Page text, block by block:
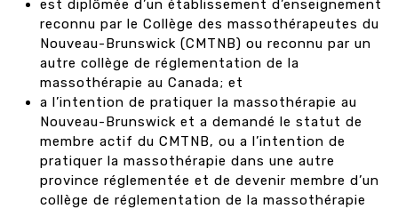
est diplômée d’un établissement d’enseignement
reconnu par le Collège des massothérapeutes du
Nouveau-Brunswick (CMTNB) ou reconnu par un
autre collège de réglementation de la
massothérapie au Canada; et
a l’intention de pratiquer la massothérapie au
Nouveau-Brunswick et a demandé le statut de
membre actif du CMTNB, ou a l’intention de
pratiquer la massothérapie dans une autre
province réglementée et de devenir membre d’un
collège de réglementation de la massothérapie